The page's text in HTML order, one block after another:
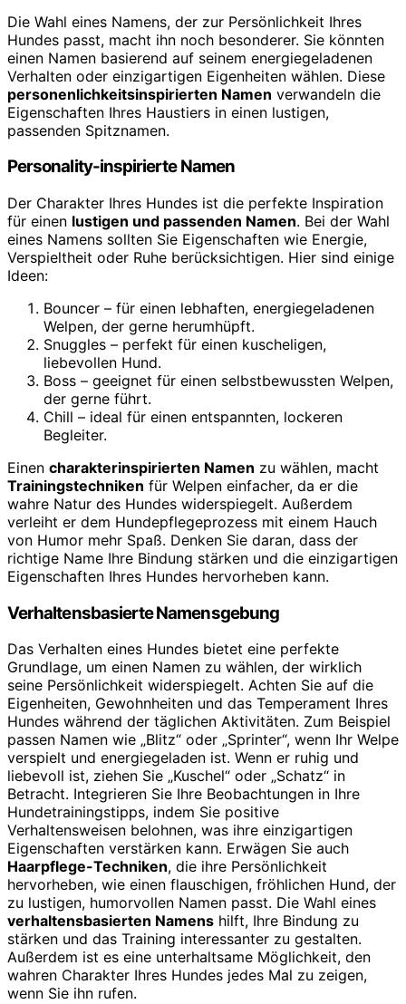
Die Wahl eines Namens, der zur Persönlichkeit Ihres
Hundes passt, macht ihn noch besonderer. Sie könnten
einen Namen basierend auf seinem energiegeladenen
Verhalten oder einzigartigen Eigenheiten wählen. Diese
personenlichkeitsinspirierten Namen verwandeln die
Eigenschaften Ihres Haustiers in einen lustigen,
passenden Spitznamen.
Personality-inspirierte Namen
Der Charakter Ihres Hundes ist die perfekte Inspiration
für einen lustigen und passenden Namen. Bei der Wahl
eines Namens sollten Sie Eigenschaften wie Energie,
Verspieltheit oder Ruhe berücksichtigen. Hier sind einige
Ideen:
Bouncer – für einen lebhaften, energiegeladenen
Welpen, der gerne herumhüpft.
Snuggles – perfekt für einen kuscheligen,
liebevollen Hund.
Boss – geeignet für einen selbstbewussten Welpen,
der gerne führt.
Chill – ideal für einen entspannten, lockeren
Begleiter.
Einen charakterinspirierten Namen zu wählen, macht
Trainingstechniken für Welpen einfacher, da er die
wahre Natur des Hundes widerspiegelt. Außerdem
verleiht er dem Hundepflegeprozess mit einem Hauch
von Humor mehr Spaß. Denken Sie daran, dass der
richtige Name Ihre Bindung stärken und die einzigartigen
Eigenschaften Ihres Hundes hervorheben kann.
Verhaltensbasierte Namensgebung
Das Verhalten eines Hundes bietet eine perfekte
Grundlage, um einen Namen zu wählen, der wirklich
seine Persönlichkeit widerspiegelt. Achten Sie auf die
Eigenheiten, Gewohnheiten und das Temperament Ihres
Hundes während der täglichen Aktivitäten. Zum Beispiel
passen Namen wie „Blitz“ oder „Sprinter“, wenn Ihr Welpe
verspielt und energiegeladen ist. Wenn er ruhig und
liebevoll ist, ziehen Sie „Kuschel“ oder „Schatz“ in
Betracht. Integrieren Sie Ihre Beobachtungen in Ihre
Hundetrainingstipps, indem Sie positive
Verhaltensweisen belohnen, was ihre einzigartigen
Eigenschaften verstärken kann. Erwägen Sie auch
Haarpflege-Techniken, die ihre Persönlichkeit
hervorheben, wie einen flauschigen, fröhlichen Hund, der
zu lustigen, humorvollen Namen passt. Die Wahl eines
verhaltensbasierten Namens hilft, Ihre Bindung zu
stärken und das Training interessanter zu gestalten.
Außerdem ist es eine unterhaltsame Möglichkeit, den
wahren Charakter Ihres Hundes jedes Mal zu zeigen,
wenn Sie ihn rufen.